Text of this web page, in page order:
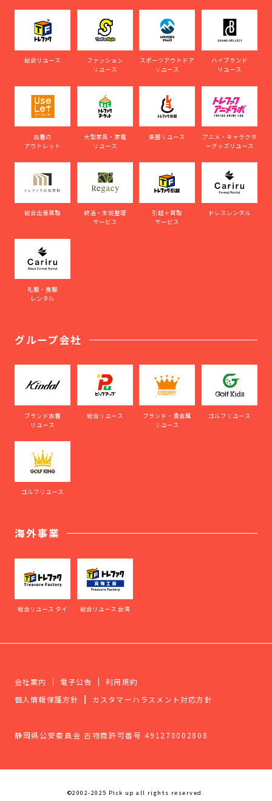
総合リユース
ファッション
リユース
スポーツアウトドア
リユース
ハイブランド
リユース
古着の
アウトレット
大型家具・家電
リユース
楽器リユース
アニメ・キャラクタ
ーグッズリユース
総合出張買取
終活・生前整理
サービス
引越＋買取
サービス
ドレスレンタル
礼服・喪服
レンタル
グループ会社
ブランド古着
リユース
総合リユース
ブランド・貴金属
リユース
ゴルフリユース
ゴルフリユース
海外事業
総合リユース タイ 総合リユース 台湾
会社案内 電子公告
利用規約
個人情報保護方針
カスタマーハラスメント対応方針
静岡県公安委員会 古物商許可番号 491270002808
©2002-2025 Pick up all rights reserved.